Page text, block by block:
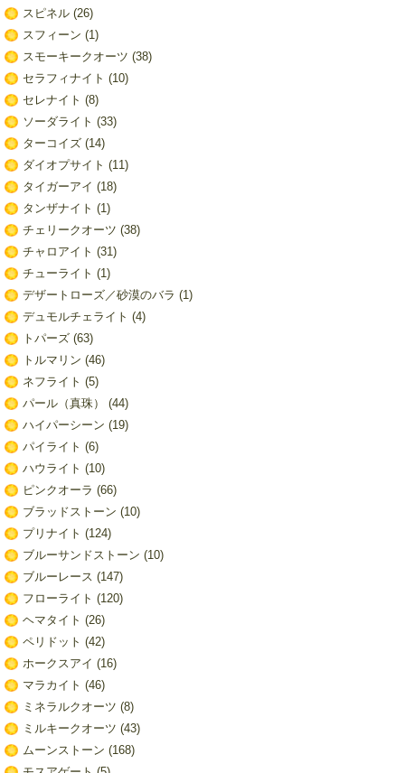
スピネル(26)
スフィーン (1)
スモーキークオーツ (38)
セラフィナイト (10)
セレナイト (8)
ソーダライト (33)
ターコイズ(14)
ダイオプサイト (11)
タイガーアイ (18)
タンザナイト (1)
チェリークオーツ (38)
チャロアイト (31)
チューライト (1)
デザートローズ／砂漠のバラ (1)
デュモルチェライト (4)
トパーズ(63)
トルマリン (46)
ネフライト (5)
パール（真珠）
(44)
ハイパーシーン (19)
パイライト (6)
ハウライト (10)
ピンクオーラ (66)
ブラッドストーン (10)
プリナイト (124)
ブルーサンドストーン (10)
ブルーレース (147)
フローライト (120)
ヘマタイト (26)
ペリドット (42)
ホークスアイ (16)
マラカイト (46)
ミネラルクオーツ (8)
ミルキークオーツ (43)
ムーンストーン (168)